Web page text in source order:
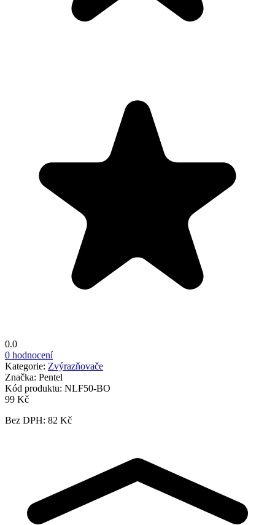
0.0
0 hodnocení
Kategorie: Zvýrazňovače
Značka: Pentel
Kód produktu: NLF50-BO
99 Kč
Bez DPH: 82 Kč